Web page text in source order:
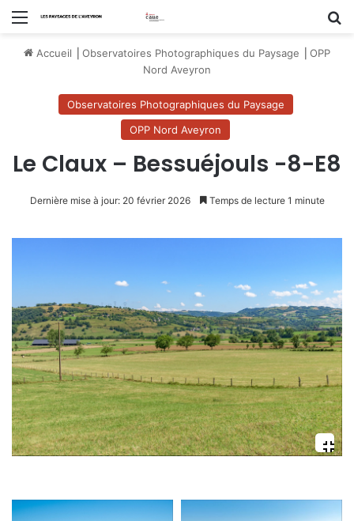
Menu
Accueil Observatoires Photographiques du Paysage
OPP
Nord Aveyron
Observatoires Photographiques du Paysage
OPP Nord Aveyron
Le Claux – Bessuéjouls -8-E8
Dernière mise à jour: 20 février 2026 Temps de lecture 1 minute